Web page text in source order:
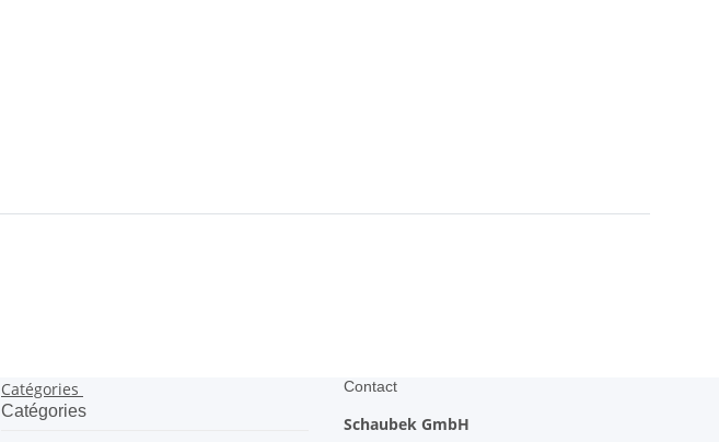
Catégories
Catégories
Contact
Schaubek GmbH